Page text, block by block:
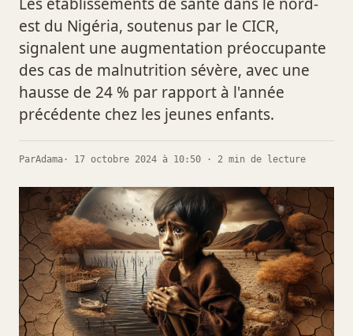
est du Nigéria, soutenus par le CICR,
signalent une augmentation préoccupante
des cas de malnutrition sévère, avec une
hausse de 24 % par rapport à l'année
précédente chez les jeunes enfants.
ParAdama · 17 octobre 2024 à 10:50 · 2 min de lecture